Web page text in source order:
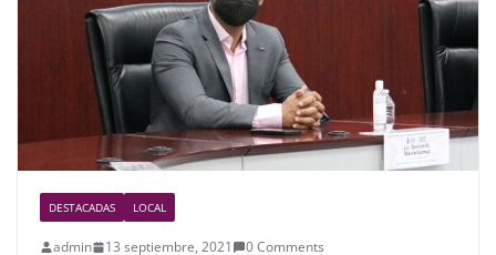
k
DESTACADAS LOCAL
admin 13 septiembre, 2021 0 Comments